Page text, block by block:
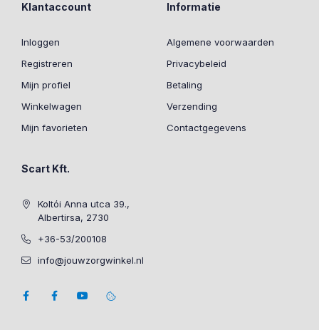
Klantaccount
Inloggen
Registreren
Mijn profiel
Winkelwagen
Mijn favorieten
Informatie
Algemene voorwaarden
Privacybeleid
Betaling
Verzending
Contactgegevens
Scart Kft.
Koltói Anna utca 39.,
Albertirsa, 2730
+36-53/200108
info@jouwzorgwinkel.nl